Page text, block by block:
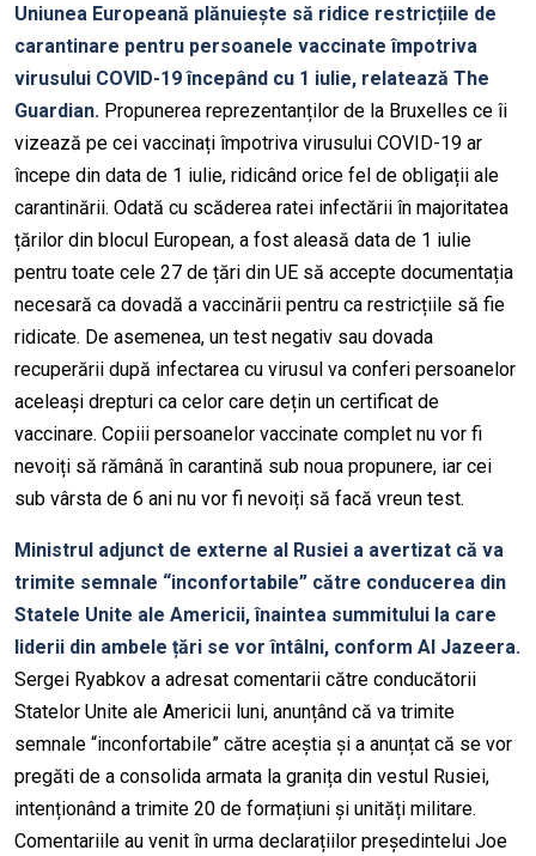
Uniunea Europeană plănuiește să ridice restricțiile de
carantinare pentru persoanele vaccinate împotriva
virusului COVID-19 începând cu 1 iulie, relatează The
Guardian. Propunerea reprezentanților de la Bruxelles ce îi
vizează pe cei vaccinați împotriva virusului COVID-19 ar
începe din data de 1 iulie, ridicând orice fel de obligații ale
carantinării. Odată cu scăderea ratei infectării în majoritatea
țărilor din blocul European, a fost aleasă data de 1 iulie
pentru toate cele 27 de țări din UE să accepte documentația
necesară ca dovadă a vaccinării pentru ca restricțiile să fie
ridicate. De asemenea, un test negativ sau dovada
recuperării după infectarea cu virusul va conferi persoanelor
aceleași drepturi ca celor care dețin un certificat de
vaccinare. Copiii persoanelor vaccinate complet nu vor fi
nevoiți să rămână în carantină sub noua propunere, iar cei
sub vârsta de 6 ani nu vor fi nevoiți să facă vreun test.
Ministrul adjunct de externe al Rusiei a avertizat că va
trimite semnale “inconfortabile” către conducerea din
Statele Unite ale Americii, înaintea summitului la care
liderii din ambele țări se vor întâlni, conform Al Jazeera.
Sergei Ryabkov a adresat comentarii către conducătorii
Statelor Unite ale Americii luni, anunțând că va trimite
semnale “inconfortabile” către aceștia și a anunțat că se vor
pregăti de a consolida armata la granița din vestul Rusiei,
intenționând a trimite 20 de formațiuni și unități militare.
Comentariile au venit în urma declarațiilor președintelui Joe